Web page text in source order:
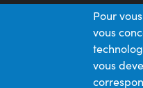
Pour
vous
vous